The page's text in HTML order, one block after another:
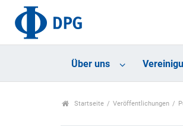
Über uns
Startseite Veröffentlichungen